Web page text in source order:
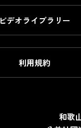
ビデオライブラリー
利用規約
和歌